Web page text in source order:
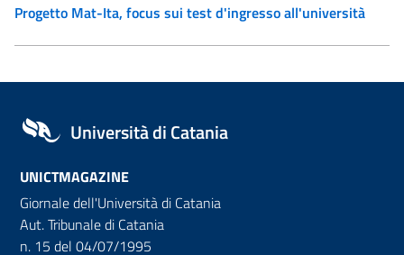
Progetto Mat-Ita, focus sui test d'ingresso all'università
Università di Catania
UNICTMAGAZINE
Giornale dell'Università di Catania
Aut. Tribunale di Catania
n. 15 del 04/07/1995